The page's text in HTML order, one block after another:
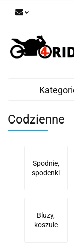
Codzienne
Spodnie,
spodenki
Bluzy,
koszule